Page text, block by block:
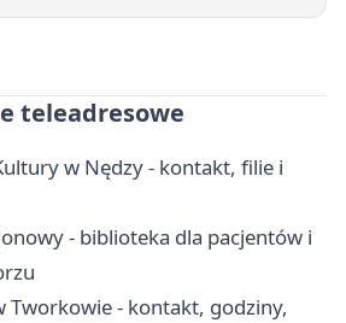
teleadresowe
w Nędzy - kontakt, filie i
- biblioteka dla pacjentów i
Tworkowie - kontakt, godziny,